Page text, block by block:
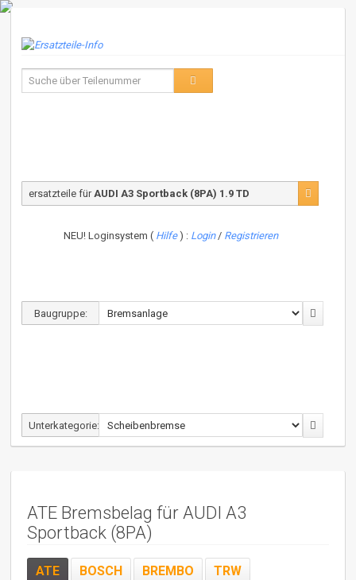
NEU! Loginsystem ( Hilfe) : Login / Registrieren
ersatzteile für AUDI A3 Sportback (8PA) 1.9 TD
Baugruppe:
Unterkategorie:
ATE Bremsbelag für AUDI A3
Sportback (8PA)
ATE BOSCH BREMBO TRW